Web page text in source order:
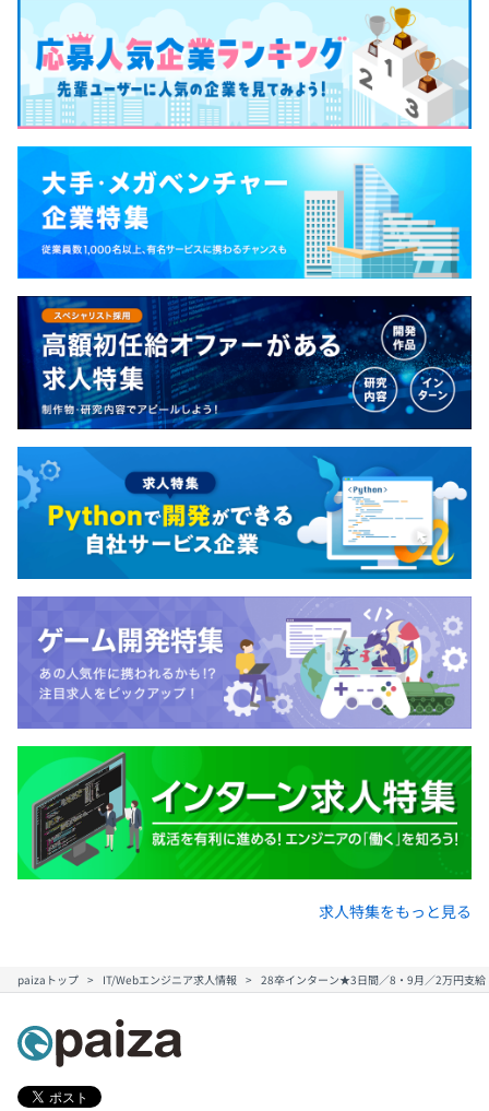
・チーム内外を超えたオンボーディングプロセスの実施
・全プロダクトのソースコードのオープン化
・マッチランチの実施
・esaやエンジニアブログを軸にドキュメント化を促進
・slack上での分報channelの導入
・Weeklyで全社横断の情報共有を実施
・趣味系channelの導入（ボードゲーム、テニス、キャン
プ、もくもくchannelなど）
・全社横断でのイベントを定期的に開催
半期ごとの目標設定、振り返りによる評価をおこなってい
ます。
また評価については、パフォーマンス評価（定量評価）と
バリュー評価（定性評価）を組み合わせておこなっていま
す。
■全社281名
ギフティの組織構成は、技術とビジネスが密接に結びつい
た事業部制を採用しています。
開発チームがユーザーの要望やビジネスニーズを深く理解
しようとするカルチャーに根ざしており、エンジニアは単
に要件を実装するだけでなく、プロダクトの全体像を把握
した上で、技術的な観点からの提案を積極的におこなうこ
とでプロダクトの価値向上に貢献しています。
平均2名～5名で開発をおこなっております。
求人特集をもっと見る
paizaトップ IT/Webエンジニア求人情報 28卒インターン★3日間／8・9月／2万円支